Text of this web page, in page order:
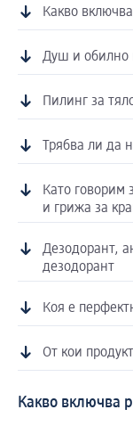
Какво
Душ и обилно
Пилинг за
Трябва ли да
Като говорим
и грижа за
Дезодорант,
дезодорант
Коя е
От кои
Какво включва